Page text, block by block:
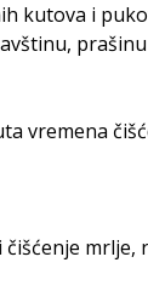
kutova i
vremena